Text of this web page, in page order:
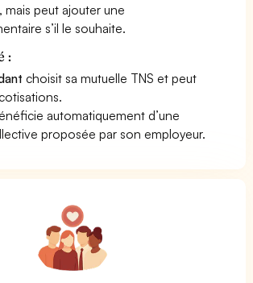
mais peut ajouter une
s’il le souhaite.
:
choisit sa mutuelle TNS et peut
automatiquement d’une
proposée par son employeur.